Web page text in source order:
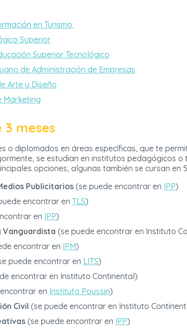
en Turismo
Superior
Superior Tecnológico
de Administración de Empresas
Arte y Diseño
Marketing
meses
o diplomados en áreas específicas, que te
se estudian en institutos pedagógicos
opciones, algunas también se cursan en
Publicitarios (se puede encontrar en IPP)
encontrar en TLS)
en IPP)
Vanguardista (se puede encontrar en Instituto
encontrar en IPM)
puede encontrar en LITS)
encontrar en Instituto Continental)
en Instituto Poussin)
Civil (se puede encontrar en Instituto
(se puede encontrar en IPP)